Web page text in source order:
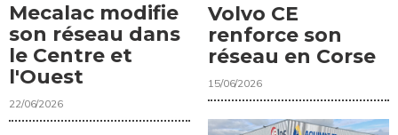
Mecalac modifie
son réseau dans
le Centre et
l'Ouest
22/06/2026
Volvo CE
renforce son
réseau en Corse
15/06/2026